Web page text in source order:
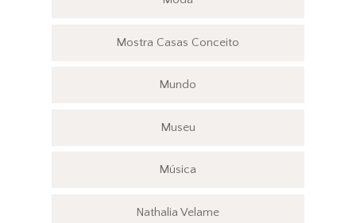
Mostra Casas Conceito
Mundo
Museu
Música
Nathalia Velame